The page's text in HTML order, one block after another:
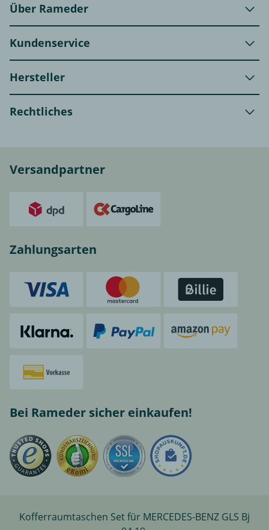
Über Rameder
Kundenservice
Hersteller
Rechtliches
Versandpartner
Zahlungsarten
Bei Rameder sicher einkaufen!
Kofferraumtaschen Set für MERCEDES-BENZ GLS Bj